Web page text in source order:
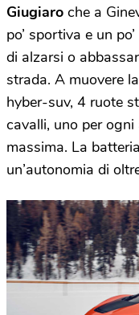
Giugiaro che a
po’ sportiva e un
di alzarsi o
strada. A muovere
hyber-suv, 4 ruote
cavalli, uno per
massima. La
un’autonomia di